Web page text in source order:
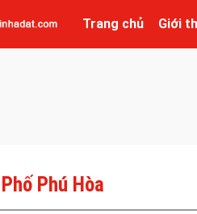
Trang chủ Giới
Phú Hòa